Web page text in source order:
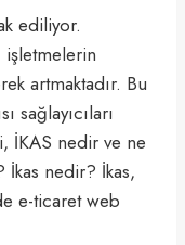
ediliyor.
işletmelerin
artmaktadır. Bu
sağlayıcıları
İKAS nedir ve ne
İkas nedir? İkas,
e-ticaret web